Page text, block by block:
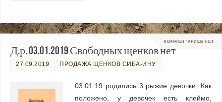
КОММЕНТАРИЕВ НЕТ
Д.р. 03.01.2019 Свободных щенков нет
27.09.2019 ПРОДАЖА ЩЕНКОВ СИБА-ИНУ
03.01.19 родились 3 рыжие девочки. Как
положено, у девочек есть клеймо,